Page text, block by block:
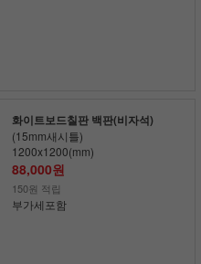
화이트보드칠판 백판(비자석)
(15mm새시틀)
1200x1200(mm)
88,000원
150원 적립
부가세포함